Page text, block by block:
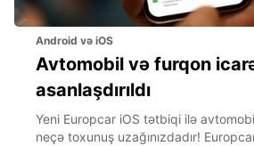
Android və iOS
Avtomobil və furqon
asanlaşdırıldı
Yeni Europcar iOS tətbiqi ilə
neçə toxunuş uzağınızdadır!